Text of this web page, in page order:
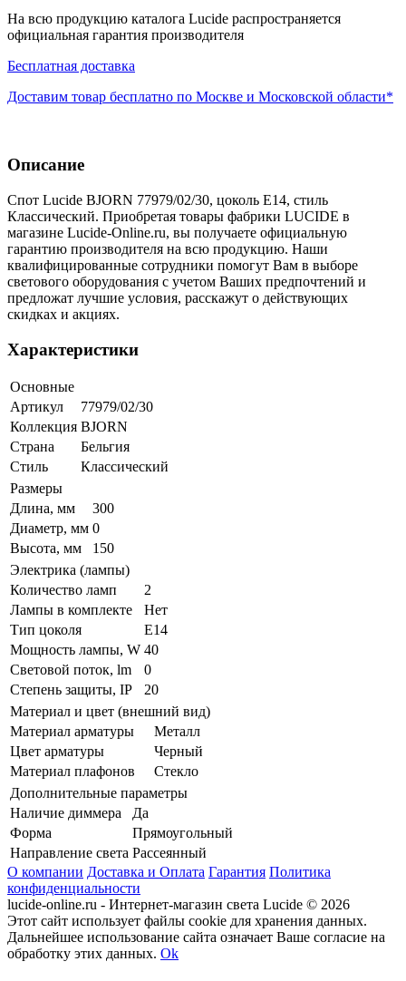
На всю продукцию каталога Lucide распространяется
официальная гарантия производителя
Бесплатная доставка
Доставим товар бесплатно по Москве и Московской области*
Описание
Спот Lucide BJORN 77979/02/30, цоколь E14, стиль
Классический. Приобретая товары фабрики LUCIDE в
магазине Lucide-Online.ru, вы получаете официальную
гарантию производителя на всю продукцию. Наши
квалифицированные сотрудники помогут Вам в выборе
светового оборудования с учетом Ваших предпочтений и
предложат лучшие условия, расскажут о действующих
скидках и акциях.
Характеристики
Основные
Артикул
77979/02/30
Коллекция BJORN
Страна
Бельгия
Стиль
Классический
Размеры
Длина, мм
300
Диаметр, мм 0
Высота, мм
150
Электрика (лампы)
Количество ламп
2
Лампы в комплекте
Нет
Тип цоколя
E14
Мощность лампы, W 40
Световой поток, lm
0
Степень защиты, IP
20
Материал и цвет (внешний вид)
Материал арматуры
Металл
Цвет арматуры
Черный
Материал плафонов
Стекло
Дополнительные параметры
Наличие диммера
Да
Форма
Прямоугольный
Направление света Рассеянный
О компании Доставка и Оплата Гарантия Политика
конфиденциальности
lucide-online.ru - Интернет-магазин света Lucide © 2026
Этот сайт использует файлы cookie для хранения данных.
Дальнейшее использование сайта означает Ваше согласие на
обработку этих данных. Ok